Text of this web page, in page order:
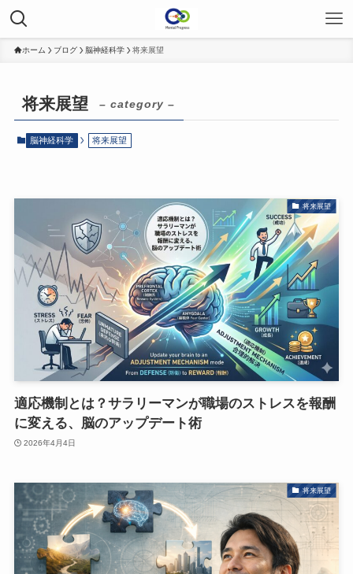
ホーム ブログ 脳神経科学 将来展望
将来展望 – category –
脳神経科学 将来展望
将来展望
適応機制とは？サラリーマンが職場のストレスを報酬
に変える、脳のアップデート術
2026年4月4日
将来展望